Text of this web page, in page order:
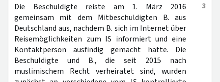
3
Die Beschuldigte reiste am 1. März 2016
gemeinsam mit dem Mitbeschuldigten B. aus
Deutschland aus, nachdem B. sich im Internet über
Reisemöglichkeiten zum IS informiert und eine
Kontaktperson ausfindig gemacht hatte. Die
Beschuldigte und B., die seit 2015 nach
muslimischem Recht verheiratet sind, wurden